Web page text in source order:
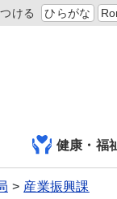
ける ひらがな
健康・福
産業振興課